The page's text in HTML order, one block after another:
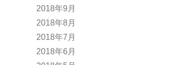
2018年9月
2018年8月
2018年7月
2018年6月